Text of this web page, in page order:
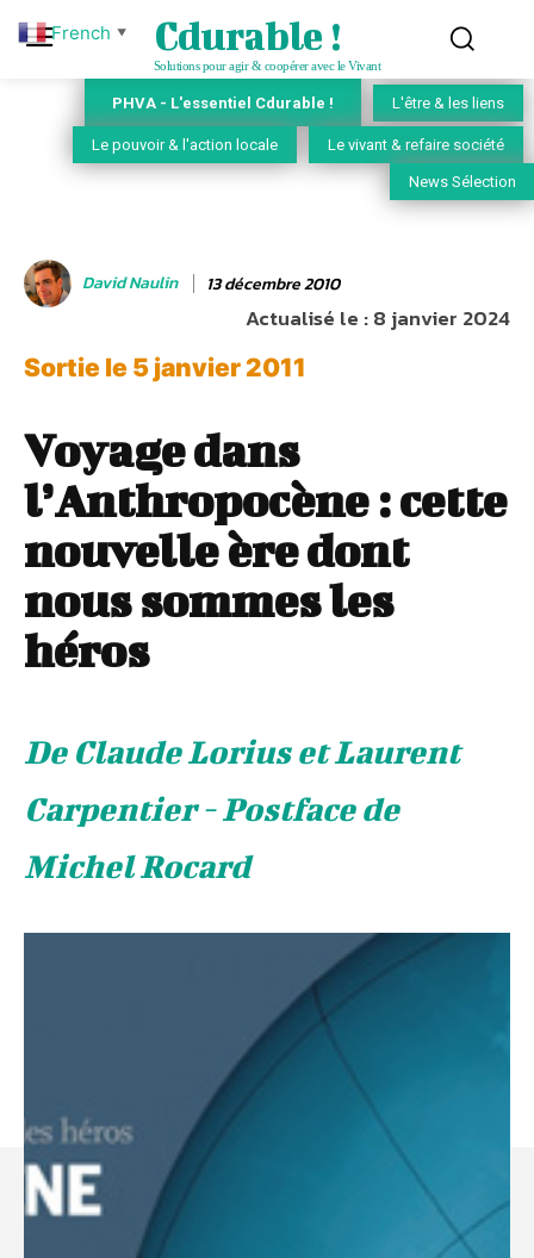
Cdurable !
Solutions pour agir & coopérer avec le Vivant
PHVA - L'essentiel Cdurable ! L'être & les liens
Le pouvoir & l'action locale Le vivant & refaire société
News Sélection
David Naulin 13 décembre 2010
Actualisé le :8 janvier 2024
Sortie le 5 janvier 2011
Voyage dans
l’Anthropocène : cette
nouvelle ère dont
nous sommes les
héros
De Claude Lorius et Laurent
Carpentier - Postface de
Michel Rocard
French ▼